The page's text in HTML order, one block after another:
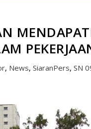
, News, SiaranPers, SN